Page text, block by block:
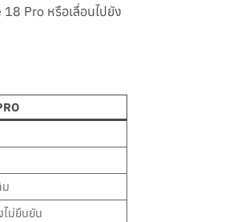
Pro หรือเลื่อนไปยัง
ม
ไม่ยืนยัน